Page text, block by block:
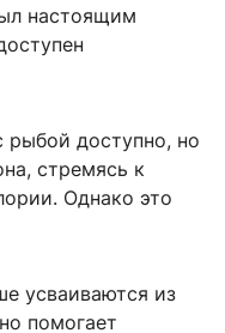
настоящим
рыбой доступно, но
стремясь к
Однако это
усваиваются из
помогает